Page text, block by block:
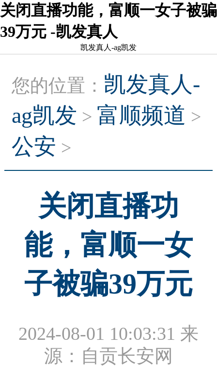
关闭直播功能，富顺一女子被骗
39万元 -凯发真人
凯发真人-ag凯发
您的位置： 凯发真人-
ag凯发 > 富顺频道 >
公安 >
关闭直播功
能，富顺一女
子被骗39万元
2024-08-01 10:03:31 来
源：自贡长安网